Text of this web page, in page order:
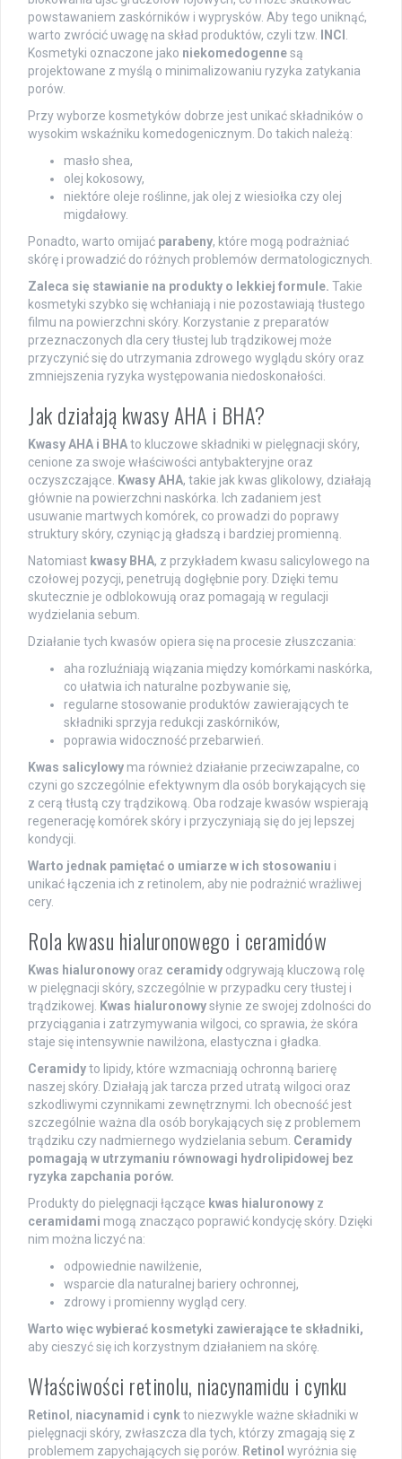
powstawaniem zaskórników i wyprysków. Aby tego uniknąć,
warto zwrócić uwagę na skład produktów, czyli tzw. INCI
Kosmetyki oznaczone jako niekomedogennesą
projektowane z myślą o minimalizowaniu ryzyka zatykania
porów.
Przy wyborze kosmetyków dobrze jest unikać składników o
wysokim wskaźniku komedogenicznym. Do takich należą:
masło shea,
olej kokosowy,
niektóre oleje roślinne, jak olej z wiesiołka czy olej
migdałowy.
Ponadto, warto omijać parabeny, które mogą podrażniać
skórę i prowadzić do różnych problemów dermatologicznych.
Zaleca się stawianie na produkty o lekkiej formule. Takie
kosmetyki szybko się wchłaniają i nie pozostawiają tłustego
filmu na powierzchni skóry. Korzystanie z preparatów
przeznaczonych dla cery tłustej lub trądzikowej może
przyczynić się do utrzymania zdrowego wyglądu skóry oraz
zmniejszenia ryzyka występowania niedoskonałości.
Jak działają kwasy AHA i BHA?
Kwasy AHA i BHAto kluczowe składniki w pielęgnacji skóry,
cenione za swoje właściwości antybakteryjne oraz
oczyszczające. Kwasy AHA, takie jak kwas glikolowy, działają
głównie na powierzchni naskórka. Ich zadaniem jest
usuwanie martwych komórek, co prowadzi do poprawy
struktury skóry, czyniąc ją gładszą i bardziej promienną.
Natomiast kwasy BHA, z przykładem kwasu salicylowego na
czołowej pozycji, penetrują dogłębnie pory. Dzięki temu
skutecznie je odblokowują oraz pomagają w regulacji
wydzielania sebum.
Działanie tych kwasów opiera się na procesie złuszczania:
aha rozluźniają wiązania między komórkami naskórka,
co ułatwia ich naturalne pozbywanie się,
regularne stosowanie produktów zawierających te
składniki sprzyja redukcji zaskórników,
poprawia widoczność przebarwień.
Kwas salicylowy ma również działanie przeciwzapalne, co
czyni go szczególnie efektywnym dla osób borykających się
z cerą tłustą czy trądzikową. Oba rodzaje kwasów wspierają
regenerację komórek skóry i przyczyniają się do jej lepszej
kondycji.
Warto jednak pamiętać o umiarze w ich stosowaniu i
unikać łączenia ich z retinolem, aby nie podrażnić wrażliwej
cery.
Rola kwasu hialuronowego i ceramidów
Kwas hialuronowy oraz ceramidy odgrywają kluczową rolę
w pielęgnacji skóry, szczególnie w przypadku cery tłustej i
trądzikowej. Kwas hialuronowysłynie ze swojej zdolności do
przyciągania i zatrzymywania wilgoci, co sprawia, że skóra
staje się intensywnie nawilżona, elastyczna i gładka.
Ceramidyto lipidy, które wzmacniają ochronną barierę
naszej skóry. Działają jak tarcza przed utratą wilgoci oraz
szkodliwymi czynnikami zewnętrznymi. Ich obecność jest
szczególnie ważna dla osób borykających się z problemem
trądziku czy nadmiernego wydzielania sebum. Ceramidy
pomagają w utrzymaniu równowagi hydrolipidowej bez
ryzyka zapchania porów.
Produkty do pielęgnacji łączące kwas hialuronowy z
ceramidami mogą znacząco poprawić kondycję skóry. Dzięki
nim można liczyć na:
odpowiednie nawilżenie,
wsparcie dla naturalnej bariery ochronnej,
zdrowy i promienny wygląd cery.
Warto więc wybierać kosmetyki zawierające te składniki,
aby cieszyć się ich korzystnym działaniem na skórę.
Właściwości retinolu, niacynamidu i cynku
Retinol, niacynamid i cynkto niezwykle ważne składniki w
pielęgnacji skóry, zwłaszcza dla tych, którzy zmagają się z
problemem zapychających się porów. Retinol wyróżnia się